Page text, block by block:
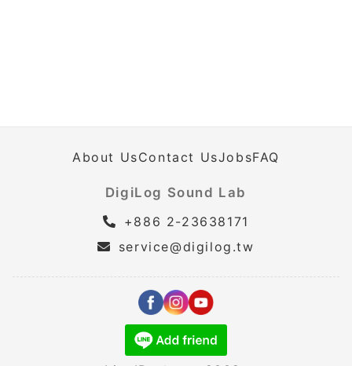
About UsContact UsJobsFAQ
DigiLog Sound Lab
+886 2-23638171
service@digilog.tw